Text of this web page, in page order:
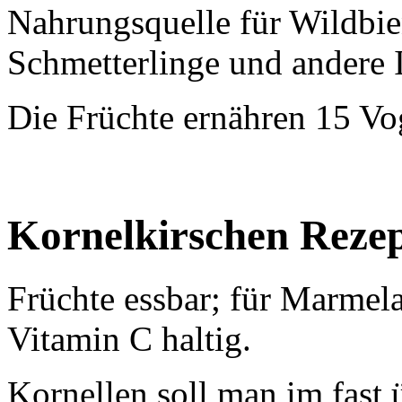
Nahrungsquelle für
Schmetterlinge und andere
Die Früchte ernähren 15
Kornelkirschen
Früchte essbar; für
Vitamin C haltig.
Kornellen soll man im fast